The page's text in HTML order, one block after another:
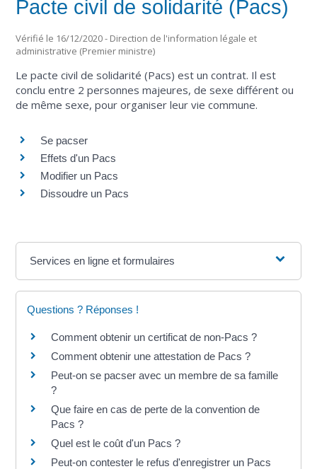
Pacte civil de solidarité (Pacs)
Vérifié le 16/12/2020 - Direction de l'information légale et
administrative (Premier ministre)
Le pacte civil de solidarité (Pacs) est un contrat. Il est
conclu entre 2 personnes majeures, de sexe différent ou
de même sexe, pour organiser leur vie commune.
Se pacser
Effets d'un Pacs
Modifier un Pacs
Dissoudre un Pacs
Services en ligne et formulaires
Questions ? Réponses !
Comment obtenir un certificat de non-Pacs ?
Comment obtenir une attestation de Pacs ?
Peut-on se pacser avec un membre de sa famille
?
Que faire en cas de perte de la convention de
Pacs ?
Quel est le coût d'un Pacs ?
Peut-on contester le refus d'enregistrer un Pacs